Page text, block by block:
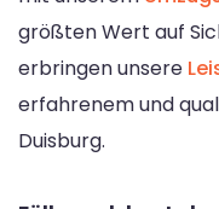
größten Wert auf
erbringen unsere
erfahrenem und
Duisburg.